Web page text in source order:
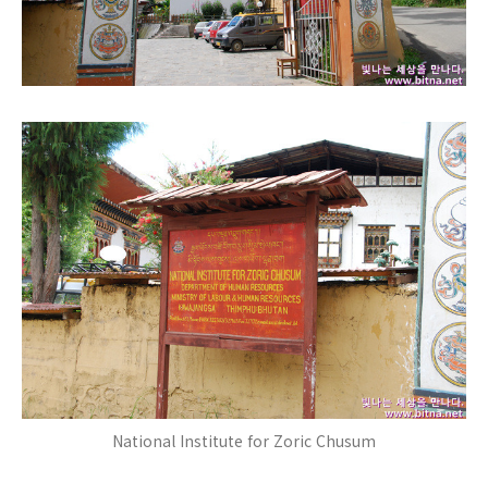
National Institute for Zoric Chusum